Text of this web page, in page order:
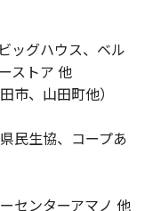
ッグハウス、ベル
ストア 他
市、山田町他）
民生協、コープあ
センターアマノ 他